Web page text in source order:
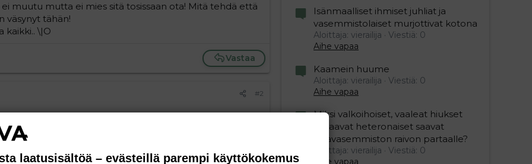
ei muutu mutta ei mies sitä tosissaan ota! Mitä tehdä että
väsynyt tähän!
kaikki.. \|O
Vastaa
#2
sain olla yksin asioitteni kanssa. Mies on
raskaus ja sen mukana tulleet oireet oli oma ongelmani,
lähteä pois, kun jostain pitäisi puhua. Hermostuu vain
ei ole koskaan mitään vikaa. jos pyydän häntä
Isänmaalliset ihmiset juhliat ja
vasemmistolaiset murjottivat kotona
Aloittaja: vierailija
Viestiä: 0
Aihe vapaa
Kaamein huume
Aloittaja: vierailija
Viestiä: 0
Aihe vapaa
Miksi valkoihoiset, vaaleat hiukset
omaavat heteronaiset saavat
vihavasemmiston raivon partaalle?
Aloittaja: vierailija
Viestiä: 0
Aihe vapaa
laatusisältöä – evästeillä parempi käyttökokemus